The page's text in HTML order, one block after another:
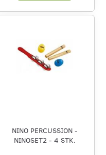
NINO PERCUSSION -
NINOSET2 - 4 STK.